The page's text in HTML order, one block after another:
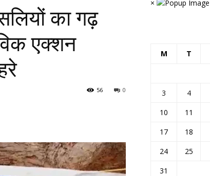
का गढ़
एक्शन
0
56
×
M T
3
4
10
11
17
18
24
25
31